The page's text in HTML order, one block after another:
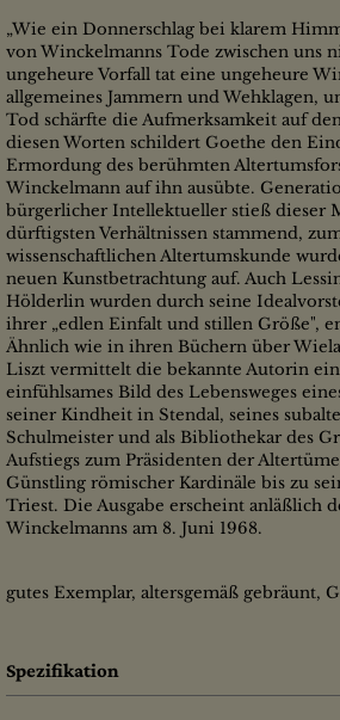
„Wie ein Donnerschlag bei klarem
von Winckelmanns Tode zwischen uns
ungeheure Vorfall tat eine ungeheure
allgemeines Jammern und Wehklagen,
Tod schärfte die Aufmerksamkeit auf
diesen Worten schildert Goethe den
Ermordung des berühmten
Winckelmann auf ihn ausübte.
bürgerlicher Intellektueller stieß dieser
dürftigsten Verhältnissen stammend,
wissenschaftlichen Altertumskunde
neuen Kunstbetrachtung auf. Auch
Hölderlin wurden durch seine
ihrer „edlen Einfalt und stillen Größe",
Ähnlich wie in ihren Büchern über
Liszt vermittelt die bekannte Autorin ein
einfühlsames Bild des Lebensweges
seiner Kindheit in Stendal, seines
Schulmeister und als Bibliothekar des
Aufstiegs zum Präsidenten der
Günstling römischer Kardinäle bis zu
Triest. Die Ausgabe erscheint anläßlich
Winckelmanns am 8. Juni 1968.
gutes Exemplar, altersgemäß gebräunt,
Spezifikation